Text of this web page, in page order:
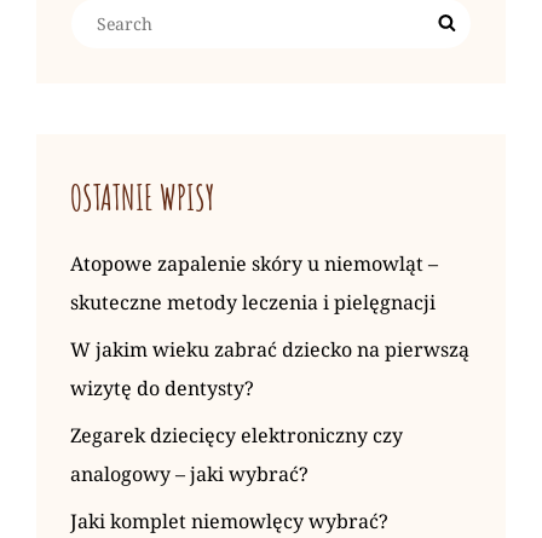
for:
OSTATNIE WPISY
Atopowe zapalenie skóry u niemowląt –
skuteczne metody leczenia i pielęgnacji
W jakim wieku zabrać dziecko na pierwszą
wizytę do dentysty?
Zegarek dziecięcy elektroniczny czy
analogowy – jaki wybrać?
Jaki komplet niemowlęcy wybrać?